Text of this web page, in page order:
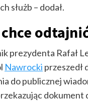
służb – dodał.
prezydenta Rafał
Nawrocki przeszedł
do publicznej
dokument